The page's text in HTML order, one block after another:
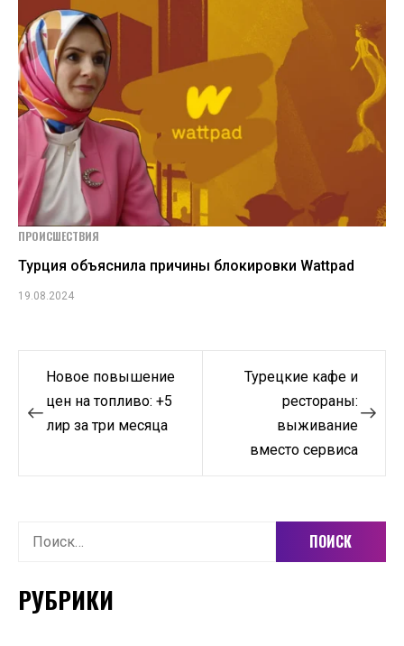
ПРОИСШЕСТВИЯ
Турция объяснила причины блокировки Wattpad
19.08.2024
Навигация
по
записям
Новое повышение
цен на топливо: +5
лир за три месяца
Турецкие кафе и
рестораны:
выживание
вместо сервиса
Найти:
РУБРИКИ